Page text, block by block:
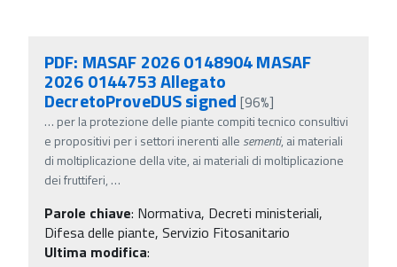
PDF: MASAF 2026 0148904 MASAF
2026 0144753 Allegato
DecretoProveDUS signed [96%]
… per la protezione delle piante compiti tecnico consultivi
e propositivi per i settori inerenti alle sementi, ai materiali
di moltiplicazione della vite, ai materiali di moltiplicazione
dei fruttiferi, …
Parole chiave: Normativa, Decreti ministeriali,
Difesa delle piante, Servizio Fitosanitario
Ultima modifica: